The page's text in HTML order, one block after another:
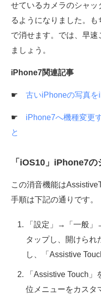
せているカメラのシャッ
るようになりました。
で消せます。では、早速
ましょう。
iPhone7関連記事
☛古いiPhoneの写真
☛ iPhone7へ機種変更
と
「iOS10」iPhone7
この消音機能は
手順は下記の通りです。
「設定」→「一般
タップし、開けられ
し、「Assistive
「Assistive Touch
位メニューをカスタ